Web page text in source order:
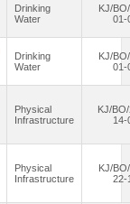
Drinking
Water
KJ/
01-
Drinking
Water
KJ/
01-
Physical
Infrastructure
KJ/
14-
Physical
Infrastructure
KJ/
22-